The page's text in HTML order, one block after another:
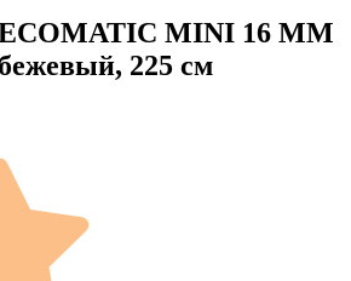
MINI 16 ММ
225 см